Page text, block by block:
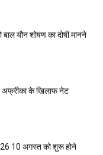
यौन शोषण का दोषी मानने
अफ्रीका के खिलाफ नेट
10 अगस्त को शुरू होने